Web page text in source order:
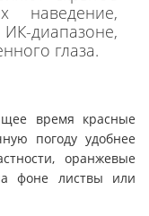
диапазоне,
глаза.
время красные
погоду удобнее
оранжевые
фоне листвы или